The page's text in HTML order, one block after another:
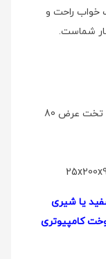
خواب راحت و
شماست.
1 عدد لحاف با ابعاد 150×220 (مناسب برای تخت عرض 80
یا شیری
300 گرمی و دوخت کامپیوتری